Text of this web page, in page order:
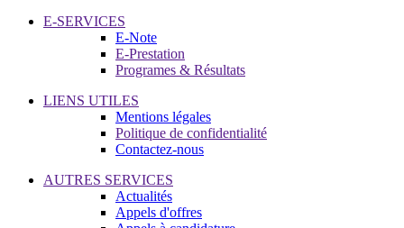
E-SERVICES
E-Note
E-Prestation
Programes & Résultats
LIENS UTILES
Mentions légales
Politique de confidentialité
Contactez-nous
AUTRES SERVICES
Actualités
Appels d'offres